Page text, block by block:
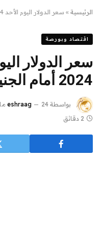
الرئيسية » سعر الدولار اليوم الأحد 24-3-2024 أمام الجنيه المصرى
اقتصاد وبورصة
2024 أمام الجنيه المصرى
بواسطة eshraag 24 مارس، 2024
2 دقائق